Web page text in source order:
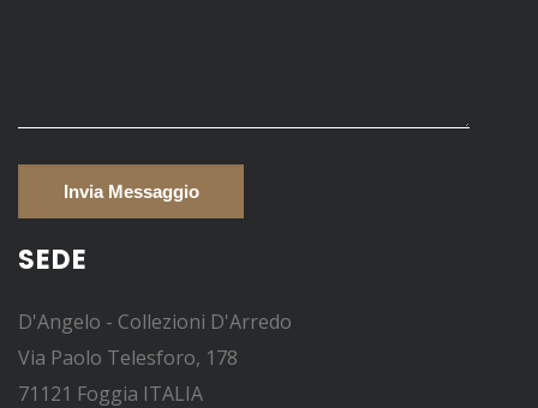
SEDE
D'Angelo - Collezioni D'Arredo
Via Paolo Telesforo, 178
71121 Foggia ITALIA